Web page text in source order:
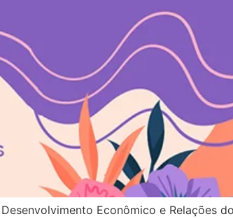
Econômico e Relações